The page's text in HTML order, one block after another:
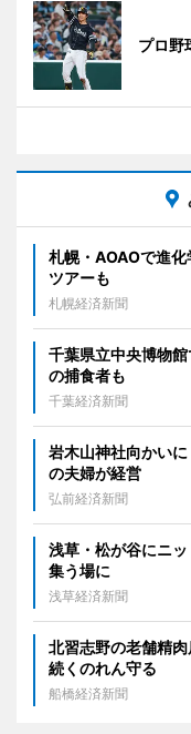
プロ野
札幌・AOAOで進
ツアーも
札幌経済新聞
千葉県立中央博物
の捕食者も
千葉経済新聞
岩木山神社向かい
の夫婦が経営
弘前経済新聞
浅草・松が谷にニ
集う場に
浅草経済新聞
北習志野の老舗精
続くのれん守る
船橋経済新聞